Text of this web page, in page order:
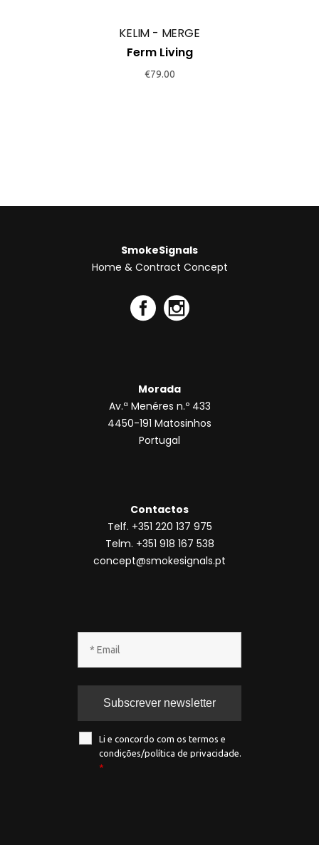
KELIM - MERGE
Ferm Living
€79.00
SmokeSignals
Home & Contract Concept
Morada
Av.ª Menéres n.º 433
4450-191 Matosinhos
Portugal
Contactos
Telf. +351 220 137 975
Telm. +351 918 167 538
concept@smokesignals.pt
Li e concordo com os termos e
condições/política de privacidade.
*